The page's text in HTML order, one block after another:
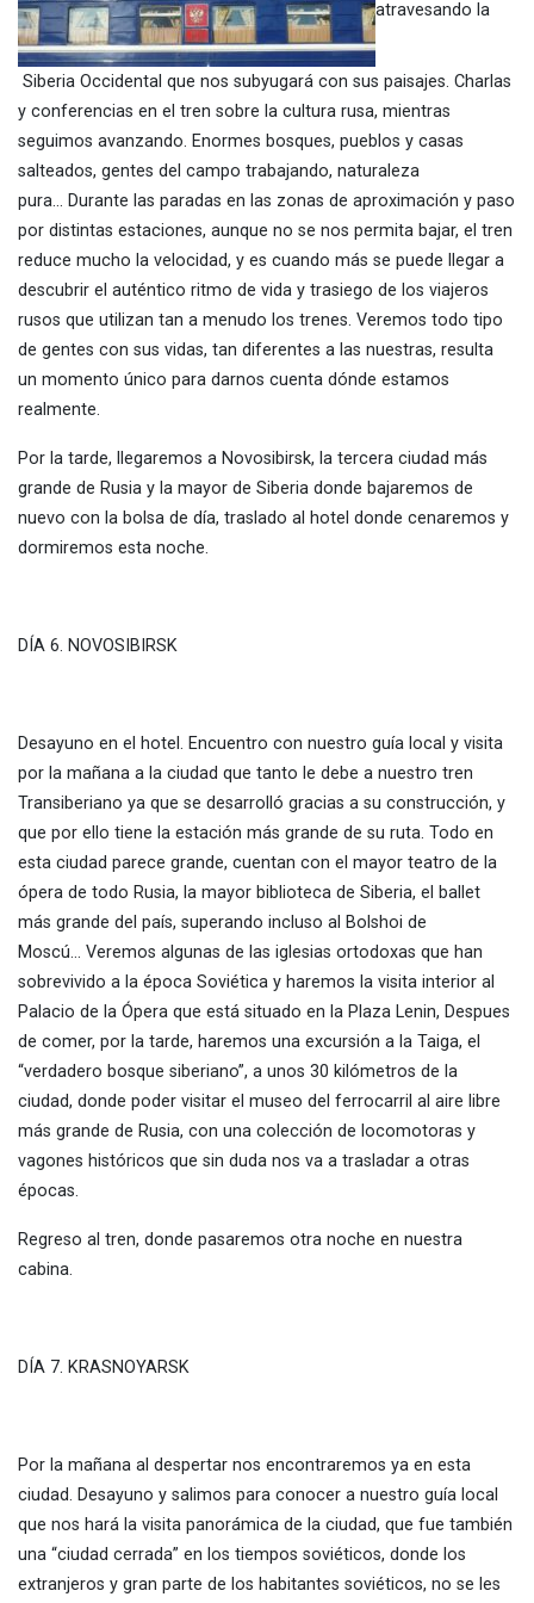
atravesando la
Siberia Occidental que nos subyugará con sus paisajes. Charlas
y conferencias en el tren sobre la cultura rusa, mientras
seguimos avanzando. Enormes bosques, pueblos y casas
salteados, gentes del campo trabajando, naturaleza
pura… Durante las paradas en las zonas de aproximación y paso
por distintas estaciones, aunque no se nos permita bajar, el tren
reduce mucho la velocidad, y es cuando más se puede llegar a
descubrir el auténtico ritmo de vida y trasiego de los viajeros
rusos que utilizan tan a menudo los trenes. Veremos todo tipo
de gentes con sus vidas, tan diferentes a las nuestras, resulta
un momento único para darnos cuenta dónde estamos
realmente.
Por la tarde, llegaremos a Novosibirsk, la tercera ciudad más
grande de Rusia y la mayor de Siberia donde bajaremos de
nuevo con la bolsa de día, traslado al hotel donde cenaremos y
dormiremos esta noche.
DÍA 6. NOVOSIBIRSK
Desayuno en el hotel. Encuentro con nuestro guía local y visita
por la mañana a la ciudad que tanto le debe a nuestro tren
Transiberiano ya que se desarrolló gracias a su construcción, y
que por ello tiene la estación más grande de su ruta. Todo en
esta ciudad parece grande, cuentan con el mayor teatro de la
ópera de todo Rusia, la mayor biblioteca de Siberia, el ballet
más grande del país, superando incluso al Bolshoi de
Moscú… Veremos algunas de las iglesias ortodoxas que han
sobrevivido a la época Soviética y haremos la visita interior al
Palacio de la Ópera que está situado en la Plaza Lenin, Despues
de comer, por la tarde, haremos una excursión a la Taiga, el
“verdadero bosque siberiano”, a unos 30 kilómetros de la
ciudad, donde poder visitar el museo del ferrocarril al aire libre
más grande de Rusia, con una colección de locomotoras y
vagones históricos que sin duda nos va a trasladar a otras
épocas.
Regreso al tren, donde pasaremos otra noche en nuestra
cabina.
DÍA 7. KRASNOYARSK
Por la mañana al despertar nos encontraremos ya en esta
ciudad. Desayuno y salimos para conocer a nuestro guía local
que nos hará la visita panorámica de la ciudad, que fue también
una “ciudad cerrada” en los tiempos soviéticos, donde los
extranjeros y gran parte de los habitantes soviéticos, no se les